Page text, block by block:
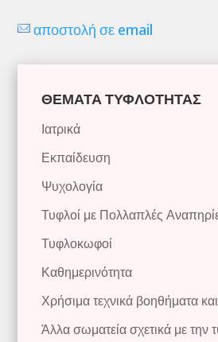
αποστολή σε email
ΘΕΜΑΤΑ ΤΥΦΛΟΤΗΤΑΣ
Ιατρικά
Εκπαίδευση
Ψυχολογία
Τυφλοί με Πολλαπλές
Τυφλοκωφοί
Καθημερινότητα
Χρήσιμα τεχνικά βοηθήματα
Άλλα σωματεία σχετικά με την